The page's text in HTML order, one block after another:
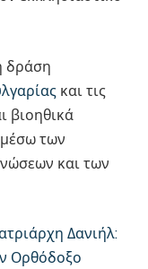
δράση
και τις
βιοηθικά
των
και των
Δανιήλ:
Ορθόδοξο